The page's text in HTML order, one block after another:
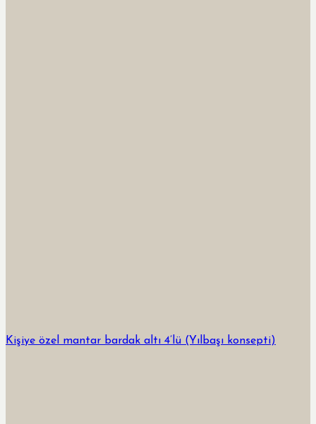
Kişiye özel mantar bardak altı 4’lü (Yılbaşı konsepti)